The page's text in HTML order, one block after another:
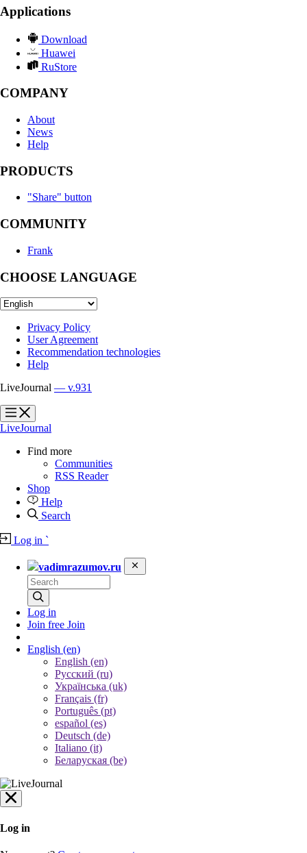
Applications
Download
Huawei
RuStore
COMPANY
About
News
Help
PRODUCTS
"Share" button
COMMUNITY
Frank
CHOOSE LANGUAGE
Privacy Policy
User Agreement
Recommendation technologies
Help
LiveJournal — v.931
?
?
LiveJournal
Find more
Communities
RSS Reader
Shop
Help
Search
Log in `
vadimrazumov.ru
Log in
Join free Join
English (en)
English (en)
Русский (ru)
Українська (uk)
Français (fr)
Português (pt)
español (es)
Deutsch (de)
Italiano (it)
Беларуская (be)
Log in